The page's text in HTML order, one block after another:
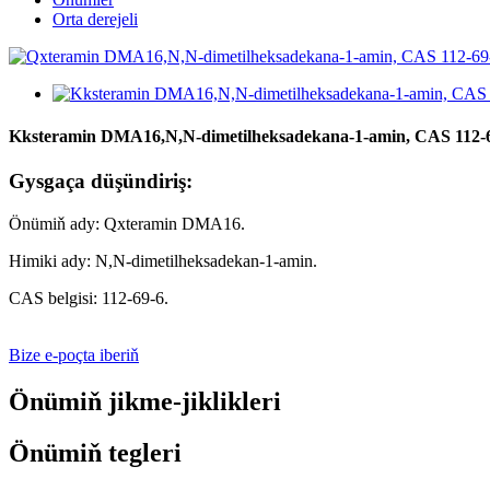
Orta derejeli
Kksteramin DMA16,N,N-dimetilheksadekana-1-amin, CAS 112-
Gysgaça düşündiriş:
Önümiň ady: Qxteramin DMA16.
Himiki ady: N,N-dimetilheksadekan-1-amin.
CAS belgisi: 112-69-6.
Bize e-poçta iberiň
Önümiň jikme-jiklikleri
Önümiň tegleri